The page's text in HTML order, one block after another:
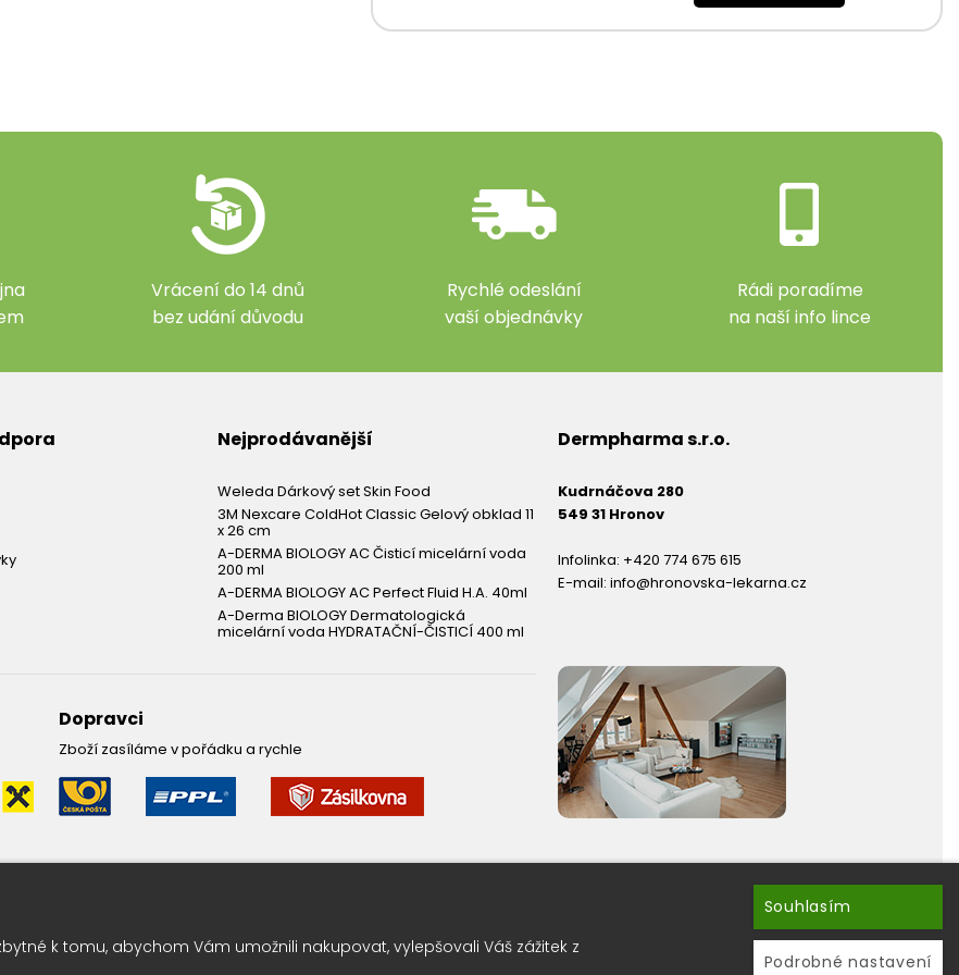
Vrácení do 14 dnů
bez udání důvodu
Rychlé odeslání
vaší objednávky
Rádi poradíme
na naší info lince
Nejprodávanější
Weleda Dárkový set Skin Food
3M Nexcare ColdHot Classic Gelový obklad 11
x 26 cm
A-DERMA BIOLOGY AC Čisticí micelární voda
200 ml
A-DERMA BIOLOGY AC Perfect Fluid H.A. 40ml
A-Derma BIOLOGY Dermatologická
micelární voda HYDRATAČNÍ-ČISTICÍ 400 ml
Dopravci
Zboží zasíláme v pořádku a rychle
Dermpharma s.r.o.
Kudrnáčova 280
549 31 Hronov
Infolinka: +420 774 675 615
E-mail: info@hronovska-lekarna.cz
Chcete vědět o výhodných nabídkách jako první ? Přihlašte se k odběru newsletterů.
k tomu, abychom Vám umožnili nakupovat, vylepšovali Váš zážitek z
Souhlasím
Podrobné nastavení